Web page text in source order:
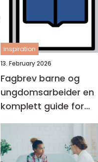
inspiration
13. February 2026
Fagbrev barne og
ungdomsarbeider en
komplett guide for
voksne